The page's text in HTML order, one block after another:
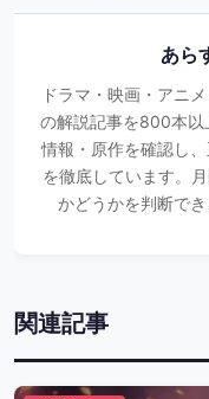
あら
ドラマ・映画・アニ
の解説記事を800本以
情報・原作を確認し
を徹底しています。
かどうかを判断で
関連記事